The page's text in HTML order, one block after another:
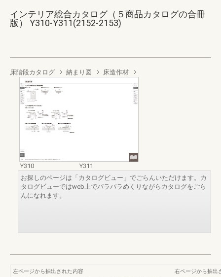
インテリア総合カタログ（５商品カタログの合冊
版） Y310-Y311(2152-2153)
床階段カタログ 納まり図 床造作材
Y310
Y311
お探しのページは「カタログビュー」でごらんいただけます。カ
タログビューではweb上でパラパラめくりながらカタログをごら
んになれます。
左ページから抽出された内容
右ページから抽出